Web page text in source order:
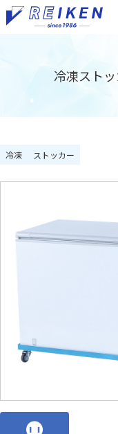
冷凍スト
冷凍 ストッカー